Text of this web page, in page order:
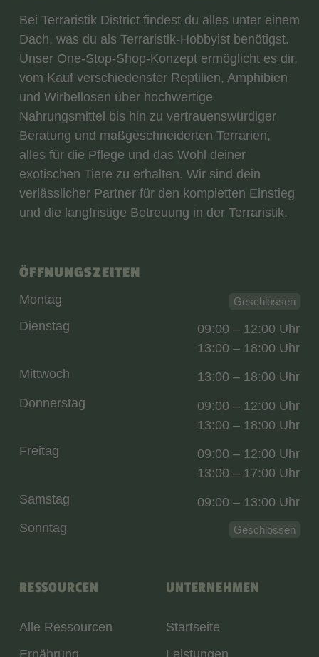
Bei Terraristik District findest du alles unter einem
Dach, was du als Terraristik-Hobbyist benötigst.
Unser One-Stop-Shop-Konzept ermöglicht es dir,
vom Kauf verschiedenster Reptilien, Amphibien
und Wirbellosen über hochwertige
Nahrungsmittel bis hin zu vertrauenswürdiger
Beratung und maßgeschneiderten Terrarien,
alles für die Pflege und das Wohl deiner
exotischen Tiere zu erhalten. Wir sind dein
verlässlicher Partner für den kompletten Einstieg
und die langfristige Betreuung in der Terraristik.
RESSOURCEN
Alle Ressourcen
UNTERNEHMEN
Startseite
ÖFFNUNGSZEITEN
Montag Geschlossen
Dienstag
09:00 – 12:00 Uhr
13:00 – 18:00 Uhr
Mittwoch
13:00 – 18:00 Uhr
Donnerstag
09:00 – 12:00 Uhr
13:00 – 18:00 Uhr
Freitag
09:00 – 12:00 Uhr
13:00 – 17:00 Uhr
Samstag
09:00 – 13:00 Uhr
Sonntag
Geschlossen